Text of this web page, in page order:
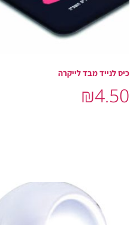
כיס לנייד מבד לייקרה
₪4.50